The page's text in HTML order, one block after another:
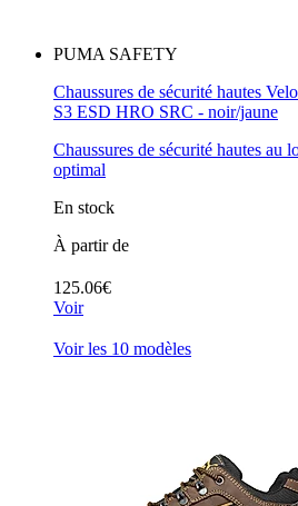
PUMA SAFETY
Chaussures de sécurité hautes
S3 ESD HRO SRC - noir/jaune
Chaussures de sécurité hautes au
optimal
En stock
À partir de
125.06€
Voir
Voir les 10 modèles